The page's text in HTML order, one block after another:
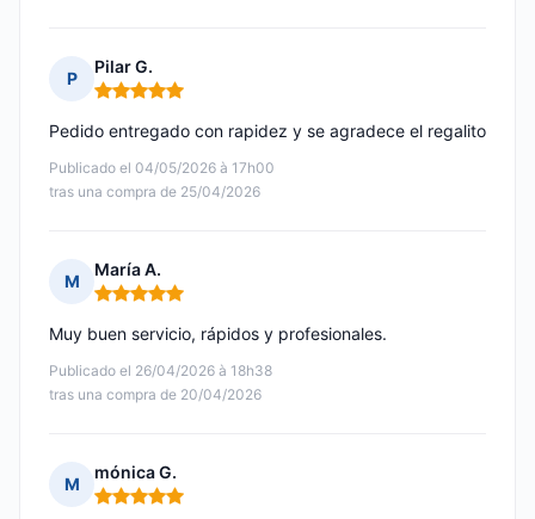
P
Pilar G.
Nota: 5 de 5
Publicado el 04/05/2026 à 17h00
tras una compra de 25/04/2026
Pedido entregado con rapidez y se agradece el regalito
M
María A.
Nota: 5 de 5
Publicado el 26/04/2026 à 18h38
tras una compra de 20/04/2026
Muy buen servicio, rápidos y profesionales.
M
mónica G.
Nota: 5 de 5